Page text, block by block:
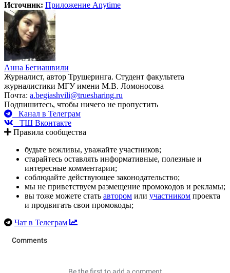
Источник: Приложение Anytime
Анна Бегиашвили
Журналист, автор Трушеринга. Студент факультета
журналистики МГУ имени М.В. Ломоносова
Почта: a.begiashvili@truesharing.ru
Подпишитесь, чтобы ничего не пропустить
Канал в Телеграм
ТШ Вконтакте
Правила сообщества
будьте вежливы, уважайте участников;
старайтесь оставлять информативные, полезные и
интересные комментарии;
соблюдайте действующее законодательство;
мы не приветствуем размещение промокодов и рекламы;
вы тоже можете стать автором или участником проекта
и продвигать свои промокоды;
Чат в Телеграм